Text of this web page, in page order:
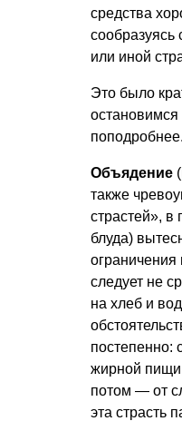
средства
сообразуясь
или иной
Это было
остановимся
поподробнее.
Объядение
также
страстей»,
блуда)
следует не
на хлеб и
постепенно:
жирной
потом — от
эта страсть